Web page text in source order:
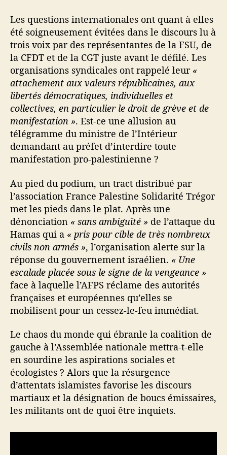
Les questions internationales ont quant à elles
été soigneusement évitées dans le discours lu à
trois voix par des représentantes de la FSU, de
la CFDT et de la CGT juste avant le défilé. Les
organisations syndicales ont rappelé leur «
attachement aux valeurs républicaines, aux
libertés démocratiques, individuelles et
collectives, en particulier le droit de grève et de
manifestation ». Est-ce une allusion au
télégramme du ministre de l’Intérieur
demandant au préfet d’interdire toute
manifestation pro-palestinienne ?
Au pied du podium, un tract distribué par
l’association France Palestine Solidarité Trégor
met les pieds dans le plat. Après une
dénonciation « sans ambiguïté » de l’attaque du
Hamas qui a « pris pour cible de très nombreux
civils non armés », l’organisation alerte sur la
réponse du gouvernement israélien. « Une
escalade placée sous le signe de la vengeance »
face à laquelle l’AFPS réclame des autorités
françaises et européennes qu’elles se
mobilisent pour un cessez-le-feu immédiat.
Le chaos du monde qui ébranle la coalition de
gauche à l’Assemblée nationale mettra-t-elle
en sourdine les aspirations sociales et
écologistes ? Alors que la résurgence
d’attentats islamistes favorise les discours
martiaux et la désignation de boucs émissaires,
les militants ont de quoi être inquiets.